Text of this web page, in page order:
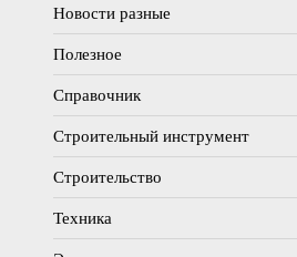
Новости разные
Полезное
Справочник
Строительный инструмент
Строительство
Техника